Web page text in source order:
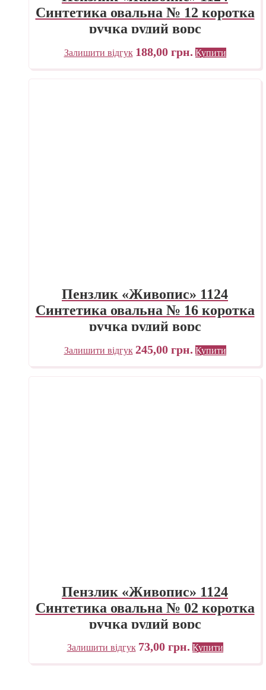
Синтетика овальна № 12 коротка
ручка рудий ворс
Залишити відгук 188,00 грн. Купити
Пензлик «Живопис» 1124
Синтетика овальна № 16 коротка
ручка рудий ворс
Залишити відгук 245,00 грн. Купити
Пензлик «Живопис» 1124
Синтетика овальна № 02 коротка
ручка рудий ворс
Залишити відгук 73,00 грн. Купити